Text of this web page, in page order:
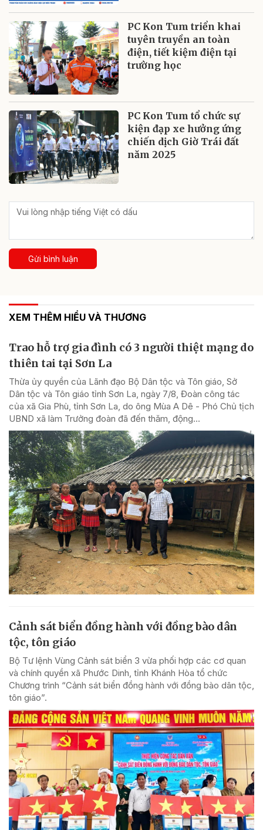
PC Kon Tum triển khai
tuyên truyền an toàn
điện, tiết kiệm điện tại
trường học
PC Kon Tum tổ chức sự
kiện đạp xe hưởng ứng
chiến dịch Giờ Trái đất
năm 2025
Gửi bình luận
XEM THÊM HIỂU VÀ THƯƠNG
Trao hỗ trợ gia đình có 3 người thiệt mạng do
thiên tai tại Sơn La
Thừa ủy quyền của Lãnh đạo Bộ Dân tộc và Tôn giáo, Sở
Dân tộc và Tôn giáo tỉnh Sơn La, ngày 7/8, Đoàn công tác
của xã Gia Phù, tỉnh Sơn La, do ông Mùa A Dê - Phó Chủ tịch
UBND xã làm Trưởng đoàn đã đến thăm, động...
Cảnh sát biển đồng hành với đồng bào dân
tộc, tôn giáo
Bộ Tư lệnh Vùng Cảnh sát biển 3 vừa phối hợp các cơ quan
và chính quyền xã Phước Dinh, tỉnh Khánh Hòa tổ chức
Chương trình “Cảnh sát biển đồng hành với đồng bào dân tộc,
tôn giáo”.